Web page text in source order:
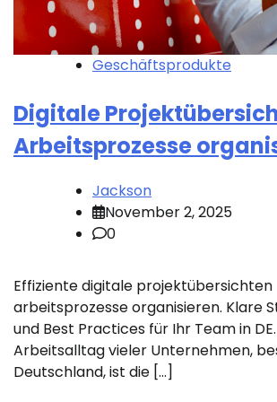
Geschäftsprodukte
Digitale
Arbeitsprozesse
Jackson
November 2, 2025
0
Effiziente digitale projektübersichten
arbeitsprozesse organisieren. Klare
und Best Practices für Ihr Team in
Arbeitsalltag vieler Unternehmen,
Deutschland, ist die […]